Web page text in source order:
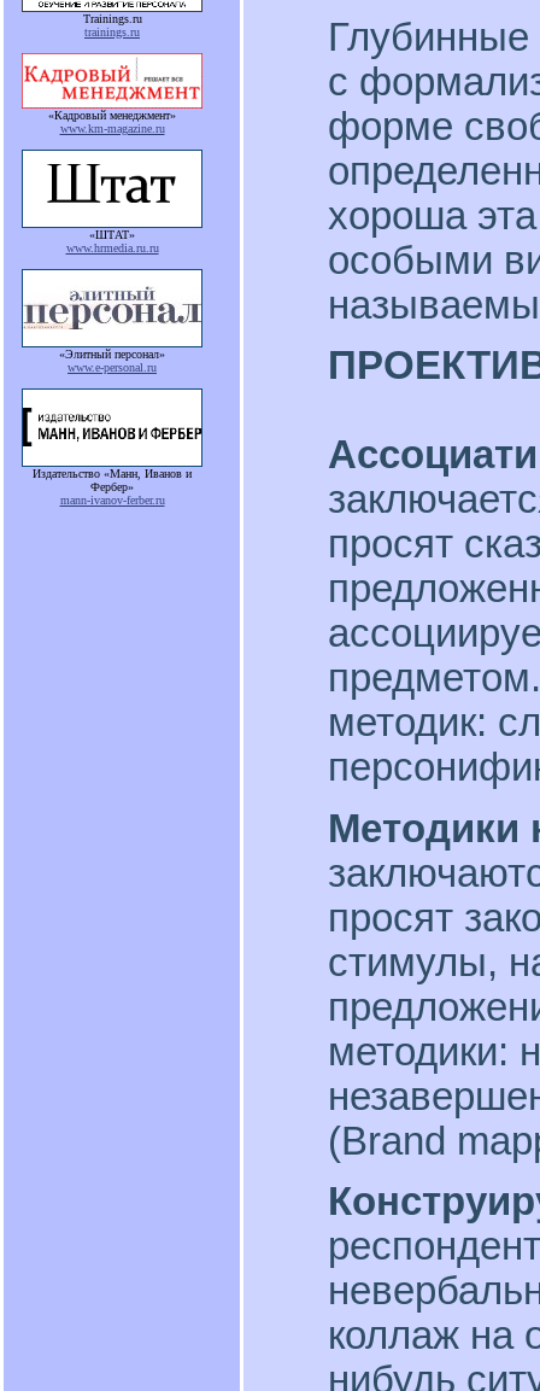
Trainings.ru
trainings.ru
«Кадровый менеджмент»
www.km-magazine.ru
«ШТАТ»
www.hrmedia.ru.ru
«Элитный персонал»
www.e-personal.ru
Издательство «Манн, Иванов и
Фербер»
mann-ivanov-ferber.ru
Глубинные
с
форме
хороша
особыми
просят
методик:
Методики
просят
стимулы,
методики:
(Brand
коллаж на
нибудь